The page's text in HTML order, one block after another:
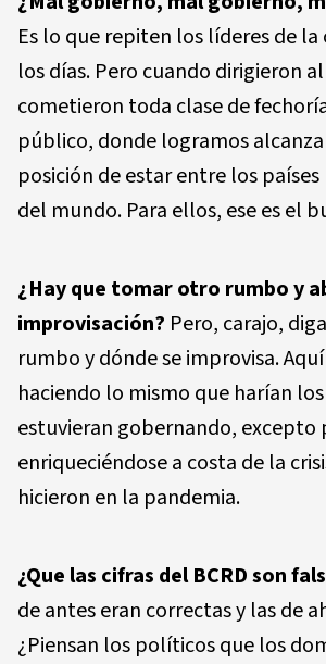
Es lo que repiten los líderes de
los días. Pero cuando dirigieron
cometieron toda clase de
público, donde logramos
posición de estar entre los
del mundo. Para ellos, ese es el
¿Hay que tomar otro rumbo y
improvisación? Pero, carajo,
rumbo y dónde se improvisa.
haciendo lo mismo que harían
estuvieran gobernando, excepto
enriqueciéndose a costa de la
hicieron en la pandemia.
¿Que las cifras del BCRD son
de antes eran correctas y las de
¿Piensan los políticos que los